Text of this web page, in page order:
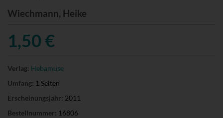
Wiechmann, Heike
1,50 €
Verlag: Hebamuse
Umfang: 1 Seiten
Erscheinungsjahr: 2011
Bestellnummer: 16806